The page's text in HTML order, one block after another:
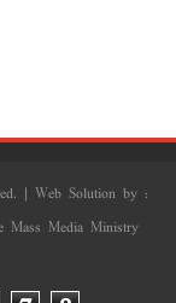
| Web Solution by :
Mass Media Ministry